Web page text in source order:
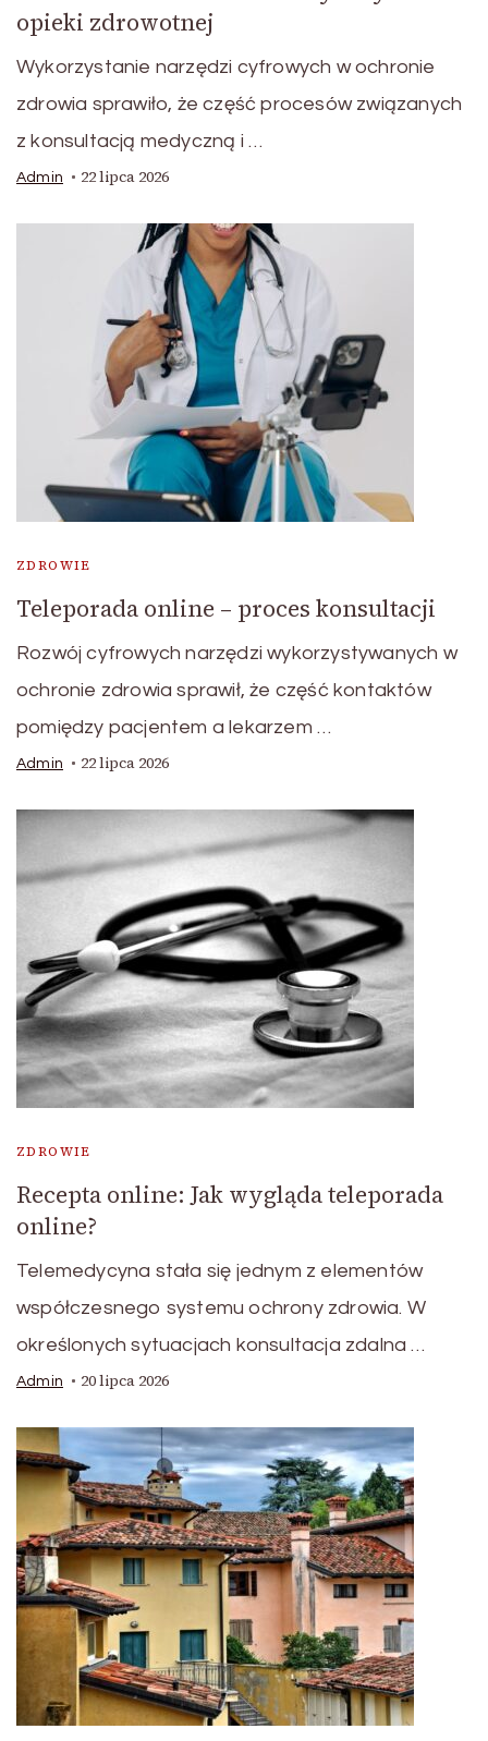
opieki zdrowotnej
Wykorzystanie narzędzi cyfrowych w ochronie
zdrowia sprawiło, że część procesów związanych
z konsultacją medyczną i …
Admin 22 lipca 2026
ZDROWIE
Teleporada online – proces konsultacji
Rozwój cyfrowych narzędzi wykorzystywanych w
ochronie zdrowia sprawił, że część kontaktów
pomiędzy pacjentem a lekarzem …
Admin 22 lipca 2026
ZDROWIE
Recepta online: Jak wygląda teleporada
online?
Telemedycyna stała się jednym z elementów
współczesnego systemu ochrony zdrowia. W
określonych sytuacjach konsultacja zdalna …
Admin 20 lipca 2026